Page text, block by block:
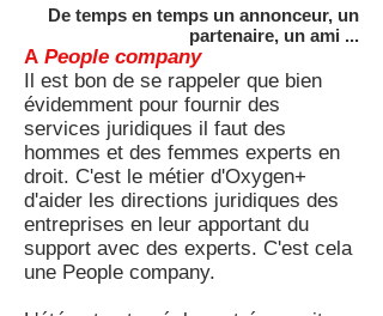
De temps en temps un annonceur, un
partenaire, un ami ...
A People company
Il est bon de se rappeler que bien
évidemment pour fournir des
services juridiques il faut des
hommes et des femmes experts en
droit. C'est le métier d'Oxygen+
d'aider les directions juridiques des
entreprises en leur apportant du
support avec des experts. C'est cela
une People company.